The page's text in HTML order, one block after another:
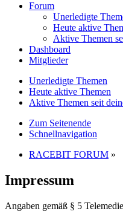
Forum
Unerledigte
Heute aktive
Aktive Themen
Dashboard
Mitglieder
Unerledigte Themen
Heute aktive Themen
Aktive Themen seit
Zum Seitenende
Schnellnavigation
RACEBIT FORUM »
Impressum
Angaben gemäß § 5